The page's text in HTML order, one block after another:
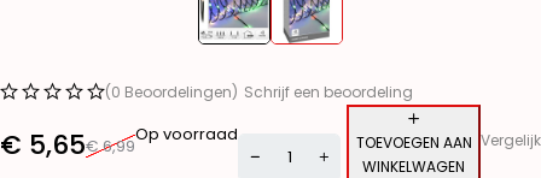
(0 Beoordelingen) Schrijf een beoordeling
€6,99
€ 5,65 Op voorraad
TOEVOEGEN AAN
WINKELWAGEN
Vergelijk